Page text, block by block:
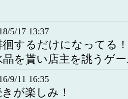
5/17 13:37
するだけになってる
晶を貰い店主を誂う
9/11 16:35
が楽しみ！